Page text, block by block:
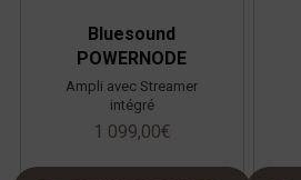
Bluesound
POWERNODE
Ampli avec Streamer
intégré
1 099,00€